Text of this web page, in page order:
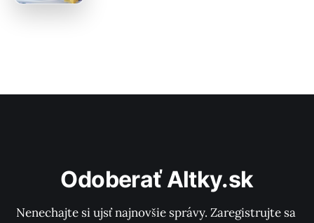
Odoberať Altky.sk
Nenechajte si ujsť najnovšie správy. Zaregistrujte sa